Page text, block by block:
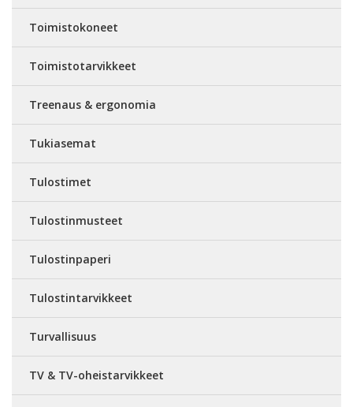
Toimistokoneet
Toimistotarvikkeet
Treenaus & ergonomia
Tukiasemat
Tulostimet
Tulostinmusteet
Tulostinpaperi
Tulostintarvikkeet
Turvallisuus
TV & TV-oheistarvikkeet